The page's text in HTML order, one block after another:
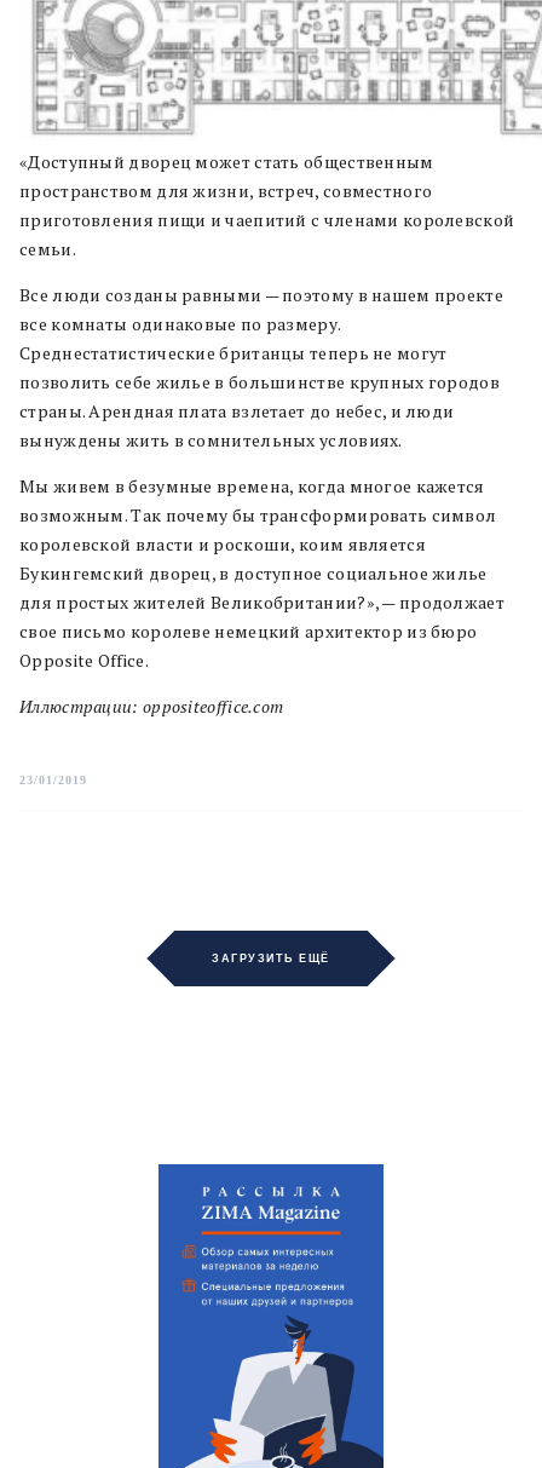
«Доступный дворец может стать общественным
пространством для жизни, встреч, совместного
приготовления пищи и чаепитий с членами королевской
семьи.
Все люди созданы равными — поэтому в нашем проекте
все комнаты одинаковые по размеру.
Среднестатистические британцы теперь не могут
позволить себе жилье в большинстве крупных городов
страны. Арендная плата взлетает до небес, и люди
вынуждены жить в сомнительных условиях.
Мы живем в безумные времена, когда многое кажется
возможным. Так почему бы трансформировать символ
королевской власти и роскоши, коим является
Букингемский дворец, в доступное социальное жилье
для простых жителей Великобритании?», — продолжает
свое письмо королеве немецкий архитектор из бюро
Opposite Office.
Иллюстрации: oppositeoffice.com
23/01/2019
ЗАГРУЗИТЬ ЕЩЁ